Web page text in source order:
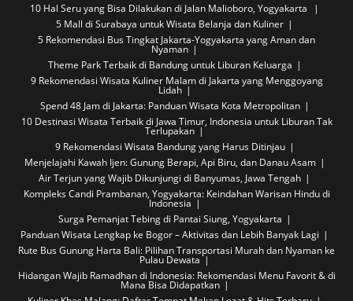
10 Hal Seru yang Bisa Dilakukan di Jalan Malioboro, Yogyakarta
5 Mall di Surabaya untuk Wisata Belanja dan Kuliner
5 Rekomendasi Bus Tingkat Jakarta-Yogyakarta yang Aman dan
Nyaman
Theme Park Terbaik di Bandung untuk Liburan Keluarga
9 Rekomendasi Wisata Kuliner Malam di Jakarta yang Menggoyang
Lidah
Spend 48 Jam di Jakarta: Panduan Wisata Kota Metropolitan
10 Destinasi Wisata Terbaik di Jawa Timur, Indonesia untuk Liburan Tak
Terlupakan
9 Rekomendasi Wisata Bandung yang Harus Ditinjau
Menjelajahi Kawah Ijen: Gunung Berapi, Api Biru, dan Danau Asam
Air Terjun yang Wajib Dikunjungi di Banyumas, Jawa Tengah
Kompleks Candi Prambanan, Yogyakarta: Keindahan Warisan Hindu di
Indonesia
Surga Pemanjat Tebing di Pantai Siung, Yogyakarta
Panduan Wisata Lengkap ke Bogor – Aktivitas dan Lebih Banyak Lagi
Rute Bus Gunung Harta Bali: Pilihan Transportasi Murah dan Nyaman ke
Pulau Dewata
Hidangan Wajib Ramadhan di Indonesia: Rekomendasi Menu Favorit & di
Mana Bisa Didapatkan